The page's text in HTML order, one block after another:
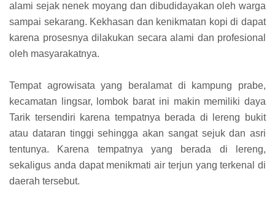
alami sejak nenek moyang dan dibudidayakan oleh warga
sampai sekarang. Kekhasan dan kenikmatan kopi di dapat
karena prosesnya dilakukan secara alami dan profesional
oleh masyarakatnya.
Tempat agrowisata yang beralamat di kampung prabe,
kecamatan lingsar, lombok barat ini makin memiliki daya
Tarik tersendiri karena tempatnya berada di lereng bukit
atau dataran tinggi sehingga akan sangat sejuk dan asri
tentunya. Karena tempatnya yang berada di lereng,
sekaligus anda dapat menikmati air terjun yang terkenal di
daerah tersebut.